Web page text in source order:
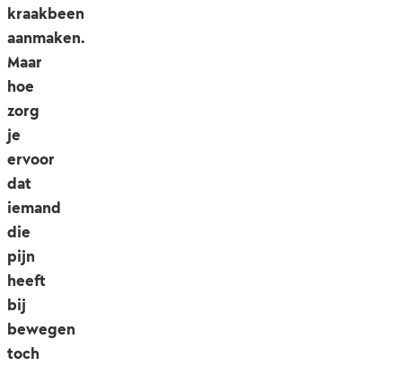
kraakbeen
aanmaken.
Maar
hoe
zorg
je
ervoor
dat
iemand
die
pijn
heeft
bij
bewegen
toch